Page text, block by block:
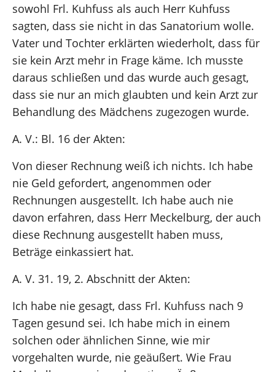
sowohl Frl. Kuhfuss als auch Herr Kuhfuss
sagten, dass sie nicht in das Sanatorium wolle.
Vater und Tochter erklärten wiederholt, dass für
sie kein Arzt mehr in Frage käme. Ich musste
daraus schließen und das wurde auch gesagt,
dass sie nur an mich glaubten und kein Arzt zur
Behandlung des Mädchens zugezogen wurde.
A. V.: Bl. 16 der Akten:
Von dieser Rechnung weiß ich nichts. Ich habe
nie Geld gefordert, angenommen oder
Rechnungen ausgestellt. Ich habe auch nie
davon erfahren, dass Herr Meckelburg, der auch
diese Rechnung ausgestellt haben muss,
Beträge einkassiert hat.
A. V. 31. 19, 2. Abschnitt der Akten:
Ich habe nie gesagt, dass Frl. Kuhfuss nach 9
Tagen gesund sei. Ich habe mich in einem
solchen oder ähnlichen Sinne, wie mir
vorgehalten wurde, nie geäußert. Wie Frau